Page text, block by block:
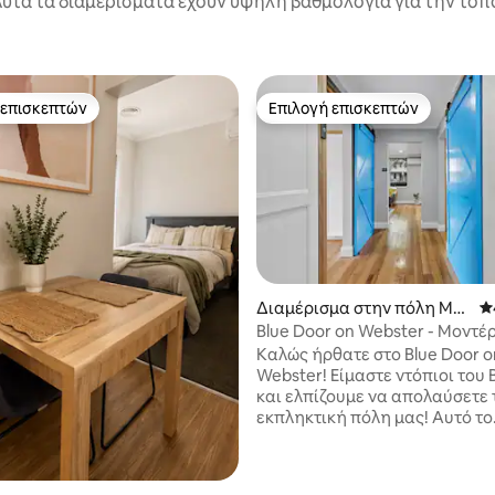
5, 134 κριτικές
Επιλογή επισκεπτών
Επιλογή επισκεπτών
Διαμέρισμα στην πόλη Μπ
αλαράτ Κεντρικό
Blue Door on Webster -
Δωρεάν πάρκινγκ
Καλώς ήρθατε στο Blue Door
Webster! Είμαστε ντόπιοι του
και ελπίζουμε να απολαύσετε
εκπληκτική πόλη μας! Αυτό το